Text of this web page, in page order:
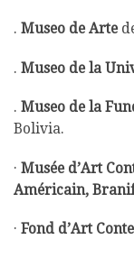
. Museo de Arte
. Museo de la
. Museo de la
Bolivia.
· Musée d’Art
Américain,
· Fond d’Art